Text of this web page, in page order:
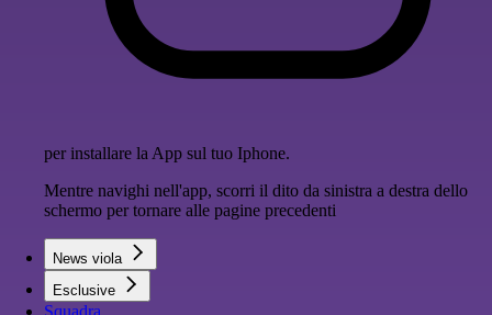
per installare la App sul tuo Iphone.
Mentre navighi nell'app, scorri il dito da sinistra a destra dello
schermo per tornare alle pagine precedenti
News viola
Esclusive